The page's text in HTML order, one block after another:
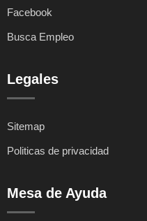
Facebook
Busca Empleo
Legales
Sitemap
Politicas de privacidad
Mesa de Ayuda